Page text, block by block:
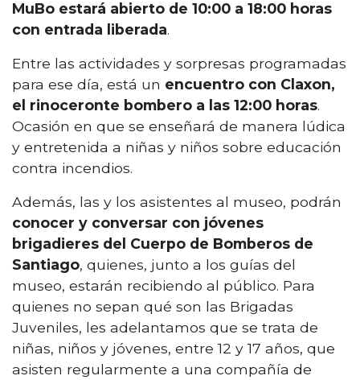
MuBo estará abierto de 10:00 a 18:00 horas
con entrada liberada.
Entre las actividades y sorpresas programadas
para ese día, está un encuentro con Claxon,
el rinoceronte bombero a las 12:00 horas.
Ocasión en que se enseñará de manera lúdica
y entretenida a niñas y niños sobre educación
contra incendios.
Además, las y los asistentes al museo, podrán
conocer y conversar con jóvenes
brigadieres del Cuerpo de Bomberos de
Santiago, quienes, junto a los guías del
museo, estarán recibiendo al público. Para
quienes no sepan qué son las Brigadas
Juveniles, les adelantamos que se trata de
niñas, niños y jóvenes, entre 12 y 17 años, que
asisten regularmente a una compañía de